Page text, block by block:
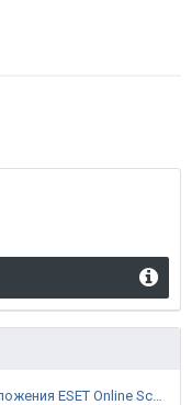
Новая версия бесплатного приложения ESET Online Scanner доступна пользователям